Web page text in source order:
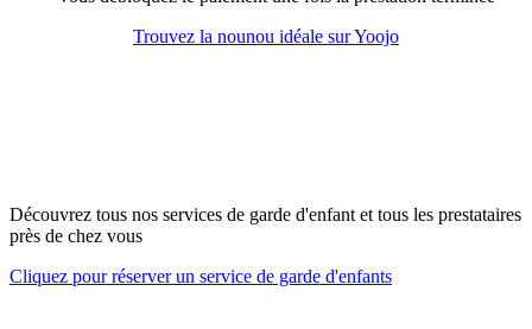
Trouvez la nounou idéale sur Yoojo
Découvrez tous nos services de garde d'enfant et tous les prestataires
près de chez vous
Cliquez pour réserver un service de garde d'enfants